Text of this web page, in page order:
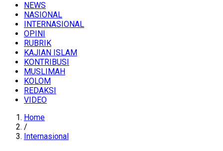
NEWS
NASIONAL
INTERNASIONAL
OPINI
RUBRIK
KAJIAN ISLAM
KONTRIBUSI
MUSLIMAH
KOLOM
REDAKSI
VIDEO
Home
/
Internasional